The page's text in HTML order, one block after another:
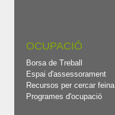
OCUPACIÓ
Borsa de Treball
Espai d'assessorament
Recursos per cercar feina
Programes d'ocupació